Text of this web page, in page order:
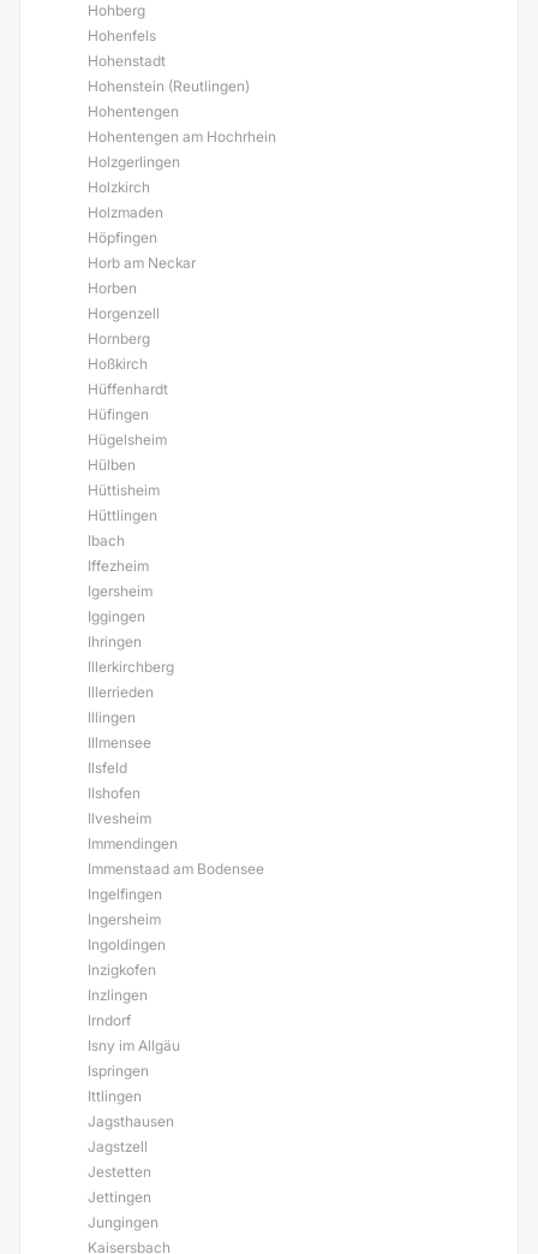
Hohberg
Hohenfels
Hohenstadt
Hohenstein (Reutlingen)
Hohentengen
Hohentengen am Hochrhein
Holzgerlingen
Holzkirch
Holzmaden
Höpfingen
Horb am Neckar
Horben
Horgenzell
Hornberg
Hoßkirch
Hüffenhardt
Hüfingen
Hügelsheim
Hülben
Hüttisheim
Hüttlingen
Ibach
Iffezheim
Igersheim
Iggingen
Ihringen
Illerkirchberg
Illerrieden
Illingen
Illmensee
Ilsfeld
Ilshofen
Ilvesheim
Immendingen
Immenstaad am Bodensee
Ingelfingen
Ingersheim
Ingoldingen
Inzigkofen
Inzlingen
Irndorf
Isny im Allgäu
Ispringen
Ittlingen
Jagsthausen
Jagstzell
Jestetten
Jettingen
Jungingen
Kaisersbach